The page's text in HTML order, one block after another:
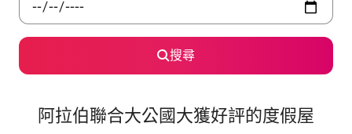
搜尋
阿拉伯聯合大公國大獲好評的度假屋